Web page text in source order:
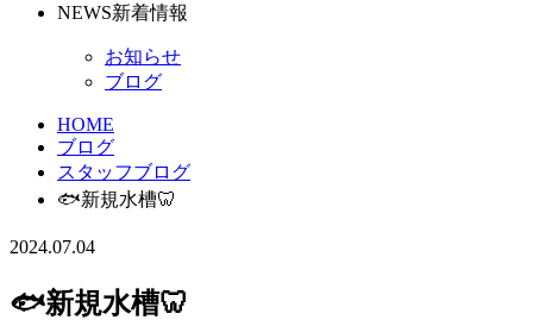
NEWS新着情報
お知らせ
ブログ
HOME
ブログ
スタッフブログ
🐟新規水槽🦷
2024.07.04
🐟新規水槽🦷